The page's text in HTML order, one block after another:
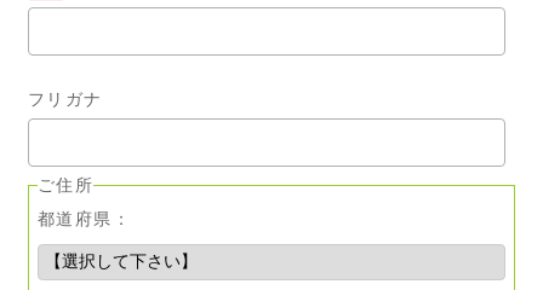
フリガナ
ご住所
都道府県：